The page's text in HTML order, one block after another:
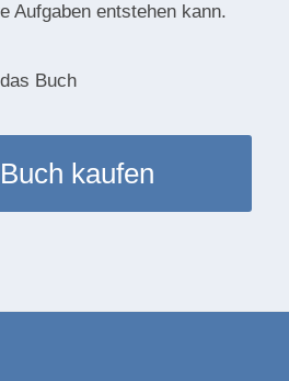
Aufgaben entstehen kann.
Buch
kaufen